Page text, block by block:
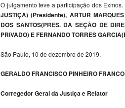
O julgamento teve a participação dos
JUSTIÇA) (Presidente), ARTUR
DOS SANTOS(PRES. DA SEÇÃO DE
PRIVADO) E FERNANDO TORRES
São Paulo, 10 de dezembro de 2019.
GERALDO FRANCISCO PINHEIRO FRANCO
Corregedor Geral da Justiça e Relator